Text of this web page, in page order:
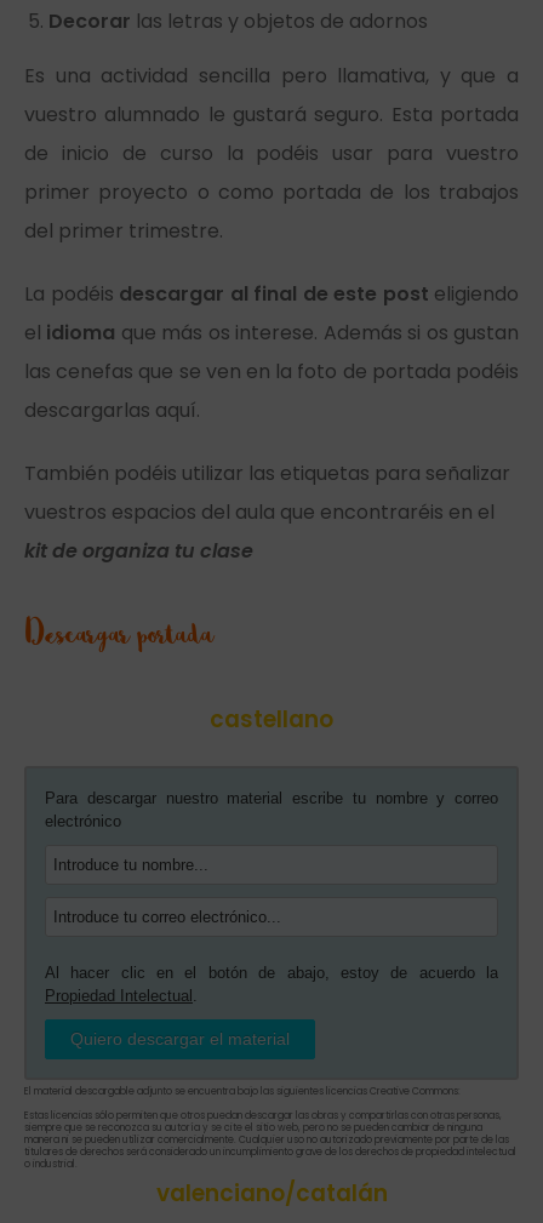
Decorar las letras y objetos de adornos
Es una actividad sencilla pero llamativa, y que a
vuestro alumnado le gustará seguro. Esta portada
de inicio de curso la podéis usar para vuestro
primer proyecto o como portada de los trabajos
del primer trimestre.
La podéis descargar al final de este post eligiendo
el idioma que más os interese. Además si os gustan
las cenefas que se ven en la foto de portada podéis
descargarlas aquí.
También podéis utilizar las etiquetas para señalizar
vuestros espacios del aula que encontraréis en el
kit de organiza tu clase
Descargar portada
castellano
Para descargar nuestro material escribe tu nombre y correo
electrónico
Al hacer clic en el botón de abajo, estoy de acuerdo la
Propiedad Intelectual .
Quiero descargar el material
El material descargable adjunto se encuentra bajo las siguientes licencias Creative Commons:
Estas licencias sólo permiten que otros puedan descargar las obras y compartirlas con otras personas,
siempre que se reconozca su autoría y se cite el sitio web, pero no se pueden cambiar de ninguna
manera ni se pueden utilizar comercialmente. Cualquier uso no autorizado previamente por parte de las
titulares de derechos será considerado un incumplimiento grave de los derechos de propiedad intelectual
o industrial.
valenciano/catalán